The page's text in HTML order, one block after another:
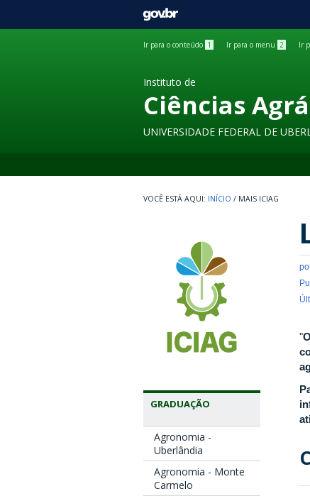
GOVBR
Ir para o conteúdo 1 Ir para o menu 2 Ir
Instituto de
Ciências
UNIVERSIDADE FEDERAL DE
INÍCIO / MAIS ICIAG
GRADUAÇÃO
Agronomia -
Uberlândia
Agronomia - Monte
Carmelo
"